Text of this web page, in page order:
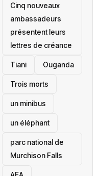
Cinq nouveaux
ambassadeurs
présentent leurs
lettres de créance
Tiani ‎Ouganda
Trois morts
un minibus
un éléphant
parc national de
Murchison Falls